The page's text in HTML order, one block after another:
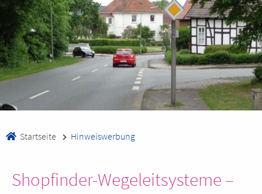
Startseite Hinweiswerbung
Shopfinder-Wegeleitsysteme –